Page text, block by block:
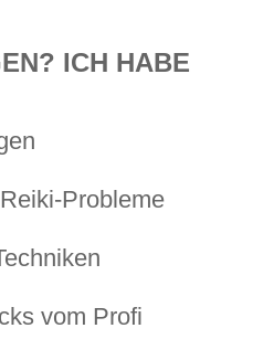
ICH HABE
Probleme
vom Profi